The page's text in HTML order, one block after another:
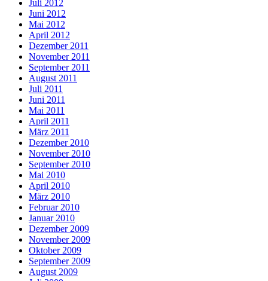
Juli 2012
Juni 2012
Mai 2012
April 2012
Dezember 2011
November 2011
September 2011
August 2011
Juli 2011
Juni 2011
Mai 2011
April 2011
März 2011
Dezember 2010
November 2010
September 2010
Mai 2010
April 2010
März 2010
Februar 2010
Januar 2010
Dezember 2009
November 2009
Oktober 2009
September 2009
August 2009